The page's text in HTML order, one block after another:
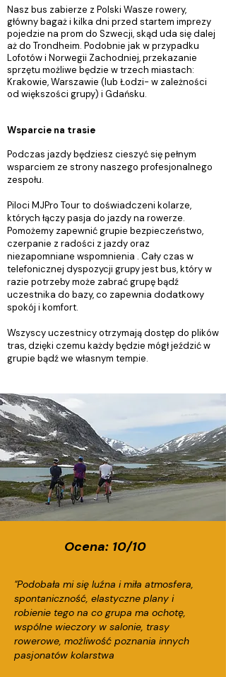
Nasz bus zabierze z Polski Wasze rowery,
główny bagaż i kilka dni przed startem imprezy
pojedzie na prom do Szwecji, skąd uda się dalej
aż do Trondheim. Podobnie jak w przypadku
Lofotów i Norwegii Zachodniej, przekazanie
sprzętu możliwe będzie w trzech miastach:
Krakowie, Warszawie (lub Łodzi- w zależności
od większości grupy) i Gdańsku.
Wsparcie na trasie
Podczas jazdy będziesz cieszyć się pełnym
wsparciem ze strony naszego profesjonalnego
zespołu.
Piloci MJPro Tour to doświadczeni kolarze,
których łączy pasja do jazdy na rowerze.
Pomożemy zapewnić grupie bezpieczeństwo,
czerpanie z radości z jazdy oraz
niezapomniane wspomnienia . Cały czas w
telefonicznej dyspozycji grupy jest bus, który w
razie potrzeby może zabrać grupę bądź
uczestnika do bazy, co zapewnia dodatkowy
spokój i komfort.
Wszyscy uczestnicy otrzymają dostęp do plików
tras, dzięki czemu każdy będzie mógł jeździć w
grupie bądź we własnym tempie.
Ocena: 10/10
"Podobała mi się luźna i miła atmosfera,
spontaniczność, elastyczne plany i
robienie tego na co grupa ma ochotę,
wspólne wieczory w salonie, trasy
rowerowe, możliwość poznania innych
pasjonatów kolarstwa